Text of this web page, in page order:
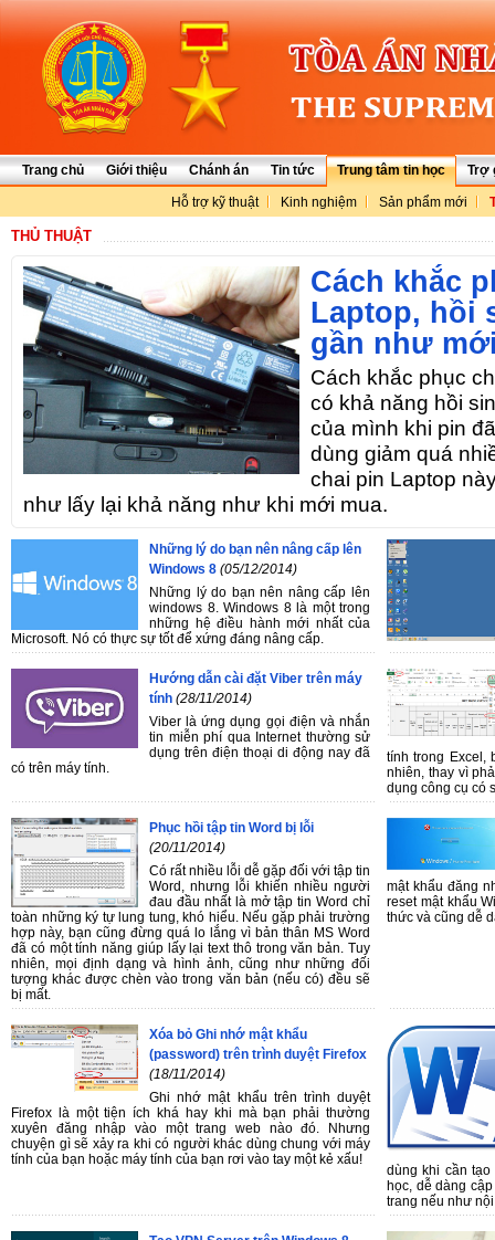
Trang chủ Giới thiệu Chánh án Tin tức Trung tâm tin học
Hỗ trợ kỹ thuật Kinh nghiệm Sản phẩm mới
Trợ
THỦ THUẬT
Cách khắc
Laptop, hồi
gần như
Cách khắc phục
có khả năng hồi
của mình khi pin
dùng giảm quá
chai pin Laptop
như lấy lại khả năng như khi mới mua.
Những lý do bạn nên nâng cấp lên
Windows 8 (05/12/2014)
Những lý do bạn nên nâng cấp lên
windows 8. Windows 8 là một trong
những hệ điều hành mới nhất của
Microsoft. Nó có thực sự tốt để xứng đáng nâng cấp.
Hướng dẫn cài đặt Viber trên máy
tính (28/11/2014)
Viber là ứng dụng gọi điện và nhắn
tin miễn phí qua Internet thường sử
dụng trên điện thoại di động nay đã
có trên máy tính.
tính trong Excel,
nhiên, thay vì
dụng công cụ có
Phục hồi tập tin Word bị lỗi
(20/11/2014)
Có rất nhiều lỗi dễ gặp đối với tập tin
Word, nhưng lỗi khiến nhiều người
đau đầu nhất là mở tập tin Word chỉ
toàn những ký tự lung tung, khó hiểu. Nếu gặp phải trường
hợp này, bạn cũng đừng quá lo lắng vì bản thân MS Word
đã có một tính năng giúp lấy lại text thô trong văn bản. Tuy
nhiên, mọi định dạng và hình ảnh, cũng như những đối
tượng khác được chèn vào trong văn bản (nếu có) đều sẽ
bị mất.
mật khẩu đăng
reset mật khẩu
thức và cũng dễ
Xóa bỏ Ghi nhớ mật khẩu
(password) trên trình duyệt Firefox
(18/11/2014)
Ghi nhớ mật khẩu trên trình duyệt
Firefox là một tiện ích khá hay khi mà bạn phải thường
xuyên đăng nhập vào một trang web nào đó. Nhưng
chuyện gì sẽ xảy ra khi có người khác dùng chung với máy
tính của bạn hoặc máy tính của bạn rơi vào tay một kẻ xấu!
dùng khi cần tạo
học, dễ dàng
trang nếu như